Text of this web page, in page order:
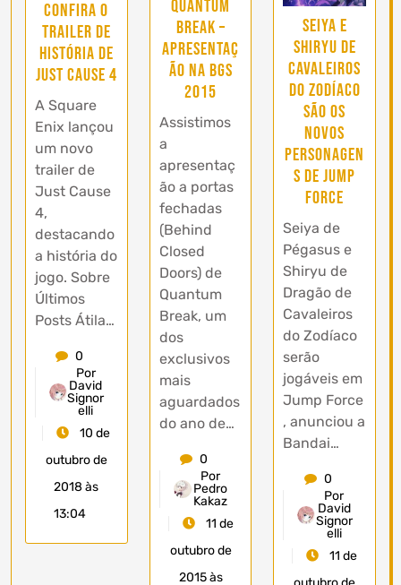
Confira o
trailer de
história de
Just Cause 4
A Square
Enix lançou
um novo
trailer de
Just Cause
4,
destacando
a história do
jogo. Sobre
Últimos
Posts Átila…
0
Por
David
Signor
elli
10 de
outubro de
2018 às
13:04
Quantum
Break –
Apresentaç
ão na BGS
2015
Assistimos
a
apresentaç
ão a portas
fechadas
(Behind
Closed
Doors) de
Quantum
Break, um
dos
exclusivos
mais
aguardados
do ano de…
0
Por
Pedro
Kakaz
11 de
outubro de
2015 às
Seiya e
Shiryu de
Cavaleiros
do Zodíaco
são os
novos
personagen
s de Jump
Force
Seiya de
Pégasus e
Shiryu de
Dragão de
Cavaleiros
do Zodíaco
serão
jogáveis ​​em
Jump Force
, anunciou a
Bandai…
0
Por
David
Signor
elli
11 de